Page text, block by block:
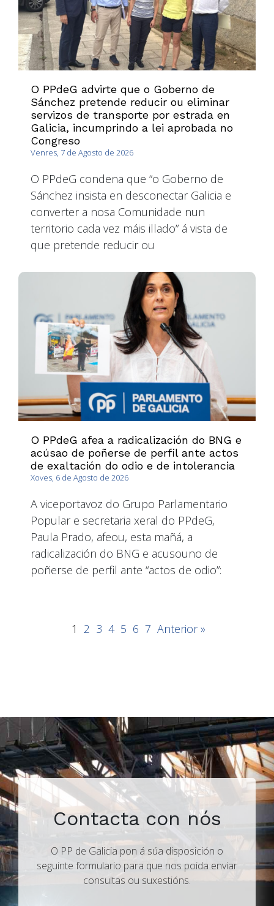
O PPdeG advirte que o Goberno de
Sánchez pretende reducir ou eliminar
servizos de transporte por estrada en
Galicia, incumprindo a lei aprobada no
Congreso
Venres, 7 de Agosto de 2026
O PPdeG condena que “o Goberno de
Sánchez insista en desconectar Galicia e
converter a nosa Comunidade nun
territorio cada vez máis illado” á vista de
que pretende reducir ou
O PPdeG afea a radicalización do BNG e
acúsao de poñerse de perfil ante actos
de exaltación do odio e de intolerancia
Xoves, 6 de Agosto de 2026
A viceportavoz do Grupo Parlamentario
Popular e secretaria xeral do PPdeG,
Paula Prado, afeou, esta mañá, a
radicalización do BNG e acusouno de
poñerse de perfil ante “actos de odio”:
1 2 3 4 5 6 7 Anterior »
Contacta con nós
O PP de Galicia pon á súa disposición o
seguinte formulario para que nos poida enviar
consultas ou suxestións.